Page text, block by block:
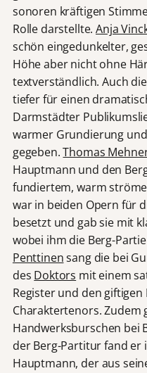
sonoren kräftigen
Rolle darstellte.Anja
schön eingedunkelter,
Höhe aber nicht ohne
textverständlich. Auch
tiefer für einen
Darmstädter
warmer Grundierung
gegeben.Thomas
Hauptmann und den
fundiertem, warm
war in beiden Opern für
besetzt und gab sie mit
wobei ihm die Berg-
Penttinensang die bei
des Doktors mit einem
Register und den giftigen
Charaktertenors. Zudem
Handwerksburschen bei
der Berg-Partitur fand er
Hauptmann, der aus